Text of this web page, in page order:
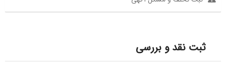
ثبت نقد و بررسی